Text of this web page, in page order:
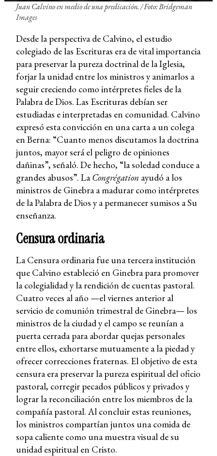
Juan Calvino en medio de una predicación. / Foto: Bridgeman
Images
Desde la perspectiva de Calvino, el estudio
colegiado de las Escrituras era de vital importancia
para preservar la pureza doctrinal de la Iglesia,
forjar la unidad entre los ministros y animarlos a
seguir creciendo como intérpretes fieles de la
Palabra de Dios. Las Escrituras debían ser
estudiadas e interpretadas en comunidad. Calvino
expresó esta convicción en una carta a un colega
en Berna: “Cuanto menos discutamos la doctrina
juntos, mayor será el peligro de opiniones
dañinas”, señaló. De hecho, “la soledad conduce a
grandes abusos”. La Congrégationayudó a los
ministros de Ginebra a madurar como intérpretes
de la Palabra de Dios y a permanecer sumisos a Su
enseñanza.
Censura ordinaria
La Censura ordinaria fue una tercera institución
que Calvino estableció en Ginebra para promover
la colegialidad y la rendición de cuentas pastoral.
Cuatro veces al año —el viernes anterior al
servicio de comunión trimestral de Ginebra— los
ministros de la ciudad y el campo se reunían a
puerta cerrada para abordar quejas personales
entre ellos, exhortarse mutuamente a la piedad y
ofrecer correcciones fraternas. El objetivo de esta
censura era preservar la pureza espiritual del oficio
pastoral, corregir pecados públicos y privados y
lograr la reconciliación entre los miembros de la
compañía pastoral. Al concluir estas reuniones,
los ministros compartían juntos una comida de
sopa caliente como una muestra visual de su
unidad espiritual en Cristo.